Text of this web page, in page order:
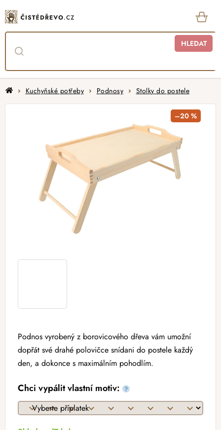
na
obsah
HLEDAT
DomůKuchyňské potřeby Podnosy Stolky do postele
Podnos vyrobený z borovicového dřeva vám umožní
dopřát své drahé polovičce snídani do postele každý
den, a dokonce s maximálním pohodlím.
Chci vypálit vlastní motiv: ?
–20 %